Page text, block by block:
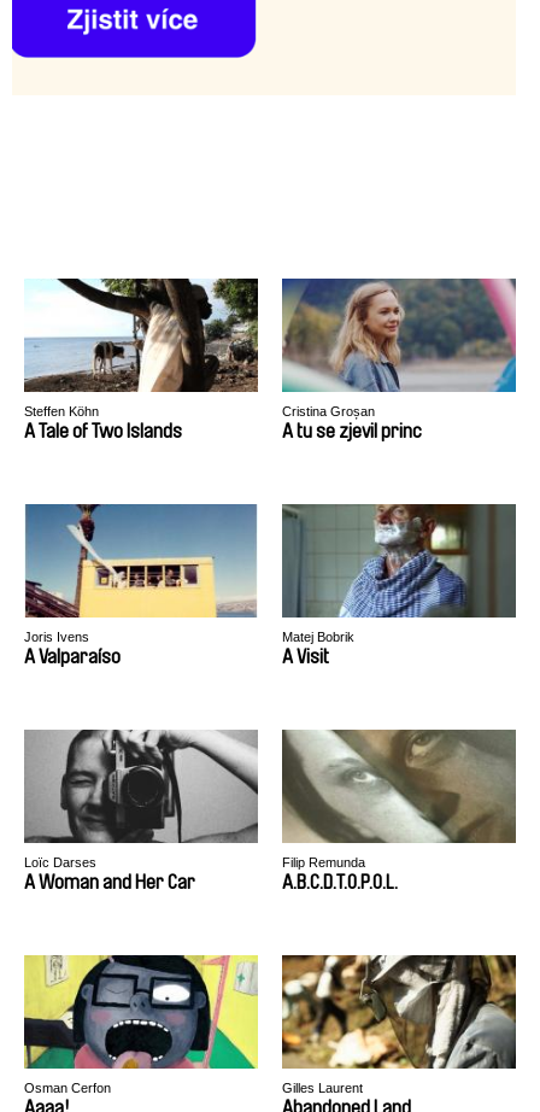
Steffen Köhn
A Tale of Two Islands
Cristina Groșan
A tu se zjevil princ
Joris Ivens
A Valparaíso
Matej Bobrik
A Visit
Loïc Darses
A Woman and Her Car
Filip Remunda
A.B.C.D.T.O.P.O.L.
Osman Cerfon
Aaaa!
Gilles Laurent
Abandoned Land